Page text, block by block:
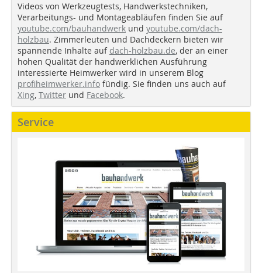
Videos von Werkzeugtests, Handwerkstechniken,
Verarbeitungs- und Montageabläufen finden Sie auf
youtube.com/bauhandwerk und youtube.com/dach-
holzbau. Zimmerleuten und Dachdeckern bieten wir
spannende Inhalte auf dach-holzbau.de, der an einer
hohen Qualität der handwerklichen Ausführung
interessierte Heimwerker wird in unserem Blog
profiheimwerker.info fündig. Sie finden uns auch auf
Xing, Twitter und Facebook.
Service